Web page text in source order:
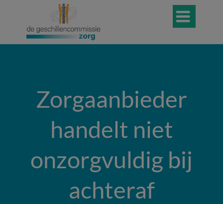

Zorgaanbieder
handelt niet
onzorgvuldig bij
achteraf